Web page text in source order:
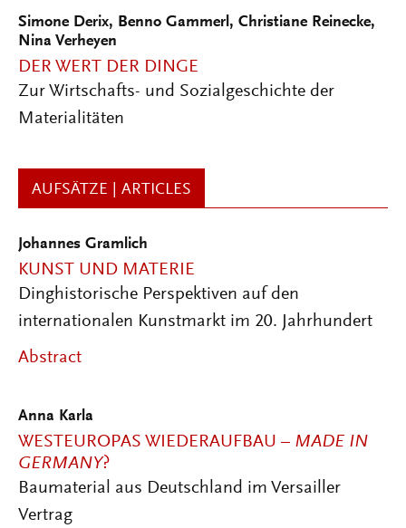
Simone Derix, Benno Gammerl, Christiane Reinecke,
Nina Verheyen
DER WERT DER DINGE
Zur Wirtschafts- und Sozialgeschichte der
Materialitäten
AUFSÄTZE | ARTICLES
Johannes Gramlich
KUNST UND MATERIE
Dinghistorische Perspektiven auf den
internationalen Kunstmarkt im 20. Jahrhundert
Abstract
Anna Karla
WESTEUROPAS WIEDERAUFBAU – MADE IN
GERMANY?
Baumaterial aus Deutschland im Versailler
Vertrag